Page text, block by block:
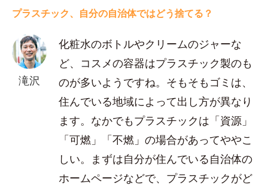
プラスチック、自分の自治体ではどう捨てる？
滝沢
化粧水のボトルやクリームのジャーな
ど、コスメの容器はプラスチック製のも
のが多いようですね。そもそもゴミは、
住んでいる地域によって出し方が異なり
ます。なかでもプラスチックは「資源」
「可燃」「不燃」の場合があってややこ
しい。まずは自分が住んでいる自治体の
ホームページなどで、プラスチックがど